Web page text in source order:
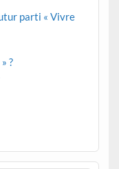
parti « Vivre
?